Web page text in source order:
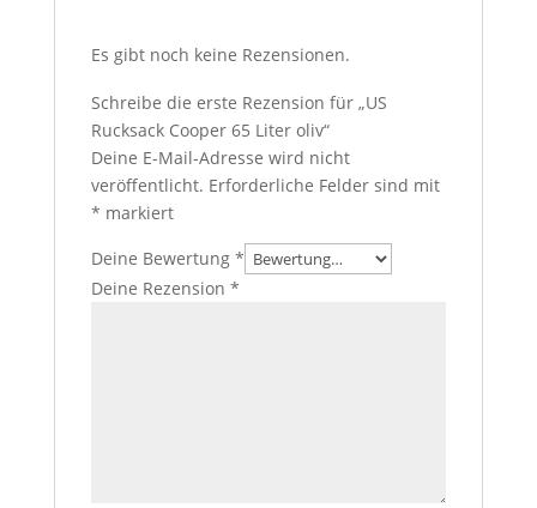
Es gibt noch keine Rezensionen.
Schreibe die erste Rezension für „US
Rucksack Cooper 65 Liter oliv“
Deine E-Mail-Adresse wird nicht
veröffentlicht. Erforderliche Felder sind mit
* markiert
Deine Bewertung *
Deine Rezension *